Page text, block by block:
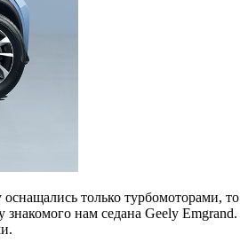
только турбомоторами,
нам седана Geely